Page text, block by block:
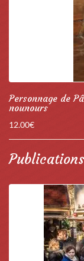
Personnage de
nounours
12.00€